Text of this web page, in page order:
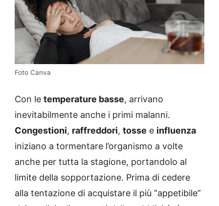
Foto Canva
Con le temperature basse, arrivano
inevitabilmente anche i primi malanni.
Congestioni, raffreddori, tosse e influenza
iniziano a tormentare l’organismo a volte
anche per tutta la stagione, portandolo al
limite della sopportazione. Prima di cedere
alla tentazione di acquistare il più “appetibile”